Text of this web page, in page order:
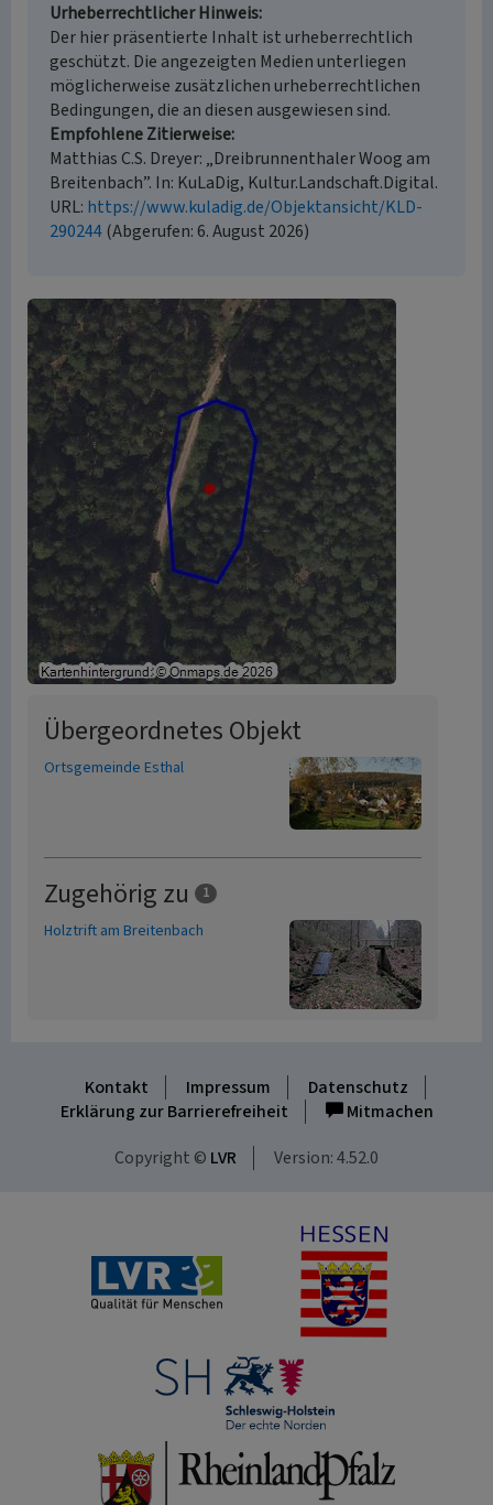
Urheberrechtlicher Hinweis
Der hier präsentierte Inhalt ist urheberrechtlich
geschützt. Die angezeigten Medien unterliegen
möglicherweise zusätzlichen urheberrechtlichen
Bedingungen, die an diesen ausgewiesen sind.
Empfohlene Zitierweise
Matthias C.S. Dreyer: „Dreibrunnenthaler Woog am
Breitenbach”. In: KuLaDig, Kultur.Landschaft.Digital.
URL: https://www.kuladig.de/Objektansicht/KLD-
290244(Abgerufen: 6. August 2026)
Übergeordnetes Objekt
Ortsgemeinde Esthal
Zugehörig zu 1
Holztrift am Breitenbach
Kontakt Impressum
Datenschutz
Erklärung zur Barrierefreiheit
Mitmachen
Copyright © LVR Version: 4.52.0